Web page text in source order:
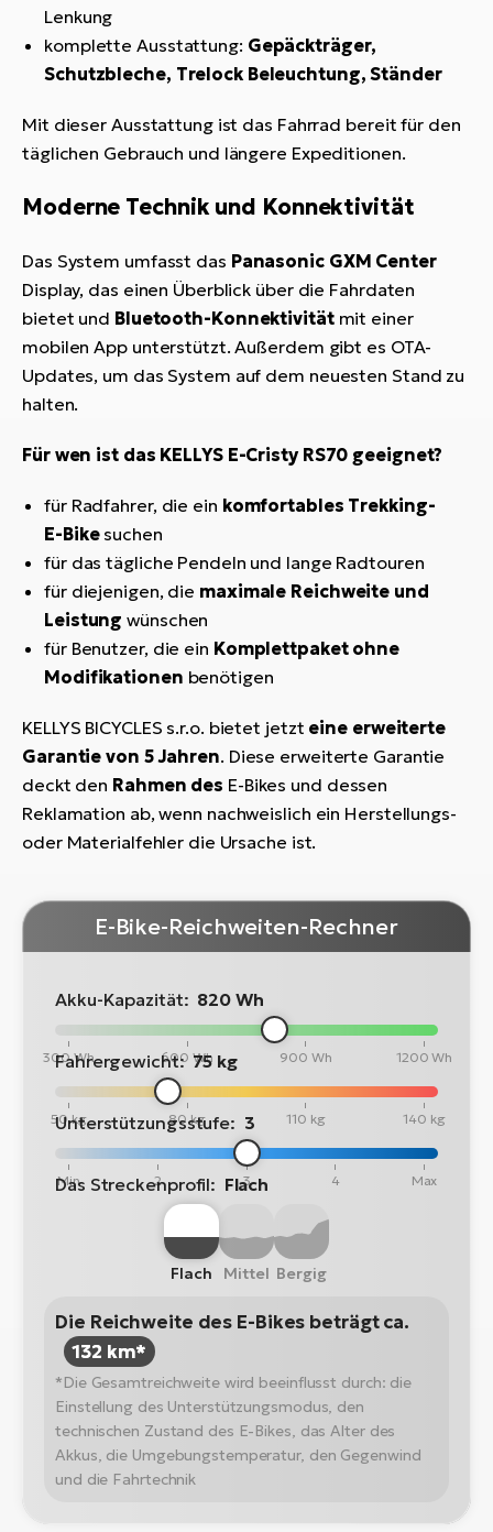
Lenkung
komplette Ausstattung: Gepäckträger,
Schutzbleche, Trelock Beleuchtung, Ständer
Mit dieser Ausstattung ist das Fahrrad bereit für den
täglichen Gebrauch und längere Expeditionen.
Moderne Technik und Konnektivität
Das System umfasst das Panasonic GXM Center
Display, das einen Überblick über die Fahrdaten
bietet und Bluetooth-Konnektivitätmit einer
mobilen App unterstützt. Außerdem gibt es OTA-
Updates, um das System auf dem neuesten Stand zu
halten.
Für wen ist das KELLYS E-Cristy RS70 geeignet?
für Radfahrer, die ein komfortables Trekking-
E-Bikesuchen
für das tägliche Pendeln und lange Radtouren
für diejenigen, die maximale Reichweite und
Leistung wünschen
für Benutzer, die ein Komplettpaket ohne
Modifikationen benötigen
KELLYS BICYCLES s.r.o. bietet jetzt eine erweiterte
Garantie von 5 Jahren. Diese erweiterte Garantie
deckt den Rahmen des E-Bikes und dessen
Reklamation ab, wenn nachweislich ein Herstellungs-
oder Materialfehler die Ursache ist.
E-Bike-Reichweiten-Rechner
Akku-Kapazität: 820 Wh
300 Wh 600 Wh 900 Wh 1200 Wh
Fahrergewicht: 75 kg
50 kg 80 kg 110 kg 140 kg
Unterstützungsstufe: 3
Min 2 3 4 Max
Das Streckenprofil: Flach
Flach Mittel Bergig
Die Reichweite des E-Bikes beträgt ca.
132 km*
*Die Gesamtreichweite wird beeinflusst durch: die
Einstellung des Unterstützungsmodus, den
technischen Zustand des E-Bikes, das Alter des
Akkus, die Umgebungstemperatur, den Gegenwind
und die Fahrtechnik